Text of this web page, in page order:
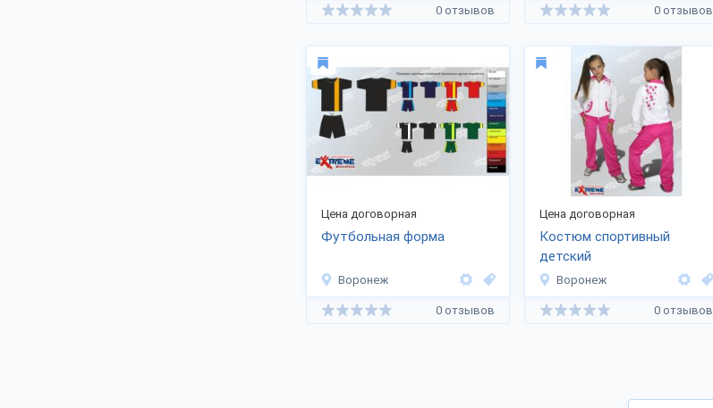
0 отзывов 0 отзывов
Цена договорная
Футбольная форма
Воронеж
0 отзывов
Цена договорная
Костюм спортивный
детский
Воронеж
0 отзывов